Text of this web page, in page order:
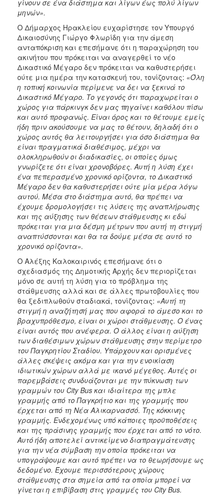
γίνουν σε ένα διάστημα και λίγων έως πολύ λίγων
μηνών».
Ο Δήμαρχος Ηρακλείου ευχαρίστησε τον Υπουργό
Δικαιοσύνης Γιώργο Φλωρίδη για την άμεση
ανταπόκριση και επεσήμανε ότι η παραχώρηση του
ακινήτου που πρόκειται να αναγερθεί το νέο
Δικαστικό Μέγαρο δεν πρόκειται να καθυστερήσει
ούτε μια ημέρα την κατασκευή του, τονίζοντας: «Όλη
η τοπική κοινωνία περίμενε να δει να ξεκινά το
Δικαστικό Μέγαρο. Το γεγονός ότι παραχωρείται ο
χώρος για πάρκινγκ δεν μας πηγαίνει καθόλου πίσω
και αυτό προφανώς. Είναι όρος και το θέτουμε εμείς
ήδη πριν ακούσουμε να μας το θέτουν, δηλαδή ότι ο
χώρος αυτός θα λειτουργήσει για όσο διάστημα θα
είναι πραγματικά διαθέσιμος, μέχρι να
ολοκληρωθούν οι διαδικασίες, οι οποίες όμως
γνωρίζετε ότι είναι χρονοβόρες. Αυτή η λύση έχει
ένα πεπερασμένο χρονικό ορίζοντα, το Δικαστικό
Μέγαρο δεν θα καθυστερήσει ούτε μία μέρα λόγω
αυτού. Μέσα στο διάστημα αυτό, θα πρέπει να
έχουμε δρομολογήσει τις λύσεις της αναπλήρωσης
και της αύξησης των θέσεων στάθμευσης κι εδώ
πρόκειται για μια δέσμη μέτρων που αυτή τη στιγμή
αναπτύσσονται και θα τα δούμε μέσα σε αυτό το
χρονικό ορίζοντα».
Ο Αλέξης Καλοκαιρινός επεσήμανε ότι ο
σχεδιασμός της Δημοτικής Αρχής δεν περιορίζεται
μόνο σε αυτή τη λύση για το πρόβλημα της
στάθμευσης αλλά και σε άλλες πρωτοβουλίες που
θα ξεδιπλωθούν σταδιακά, τονίζοντας: «Αυτή τη
στιγμή η αναζήτησή μας που αφορά το άμεσο και το
βραχυπρόθεσμο, είναι οι χώροι στάθμευσης. Ο ένας
είναι αυτός που ανέφερα. Ο άλλος είναι η αύξηση
των διαθέσιμων χώρων στάθμευσης στην περίμετρο
του Παγκρητίου Σταδίου. Υπάρχουν και ορισμένες
άλλες σκέψεις ακόμα και για την ενοικίαση
ιδιωτικών χώρων αλλά με ικανό μέγεθος. Αυτές οι
παρεμβάσεις συνδυάζονται με την πύκνωση των
γραμμών του City Bus και ιδιαίτερα της μπλε
γραμμής από το Παγκρήτιο και της γραμμής που
έρχεται από τη Νέα Αλικαρνασσό. Της κόκκινης
γραμμής. Ενδεχομένως υπό κάποιες προϋποθέσεις
και της πράσινης γραμμής που έρχεται από το νότο.
Αυτό ήδη αποτελεί αντικείμενο διαπραγμάτευσης
για την νέα σύμβαση την οποία πρόκειται να
υπογράψουμε και αυτό πρέπει να το θεωρήσουμε ως
δεδομένο. Έχουμε περισσότερους χώρους
στάθμευσης στα σημεία από τα οποία μπορεί να
γίνεται η επιβίβαση στις γραμμές του City Bus.